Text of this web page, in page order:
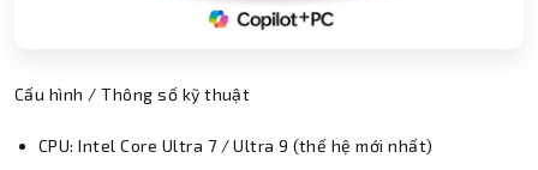
Cấu hình / Thông số kỹ thuật
CPU: Intel Core Ultra 7 / Ultra 9 (thế hệ mới nhất)